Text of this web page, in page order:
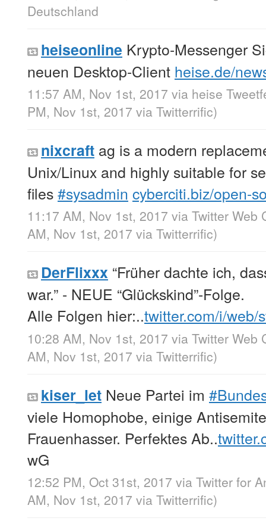
Deutschland
heiseonline Krypto-Messenger
neuen Desktop-Client heise.de/
11:57 AM, Nov 1st, 2017 via heise
PM, Nov 1st, 2017 via Twitterrific)
nixcraft ag is a modern
Unix/Linux and highly suitable for
files#sysadmin cyberciti.biz/open-
11:17 AM, Nov 1st, 2017 via Twitter Web
AM, Nov 1st, 2017 via Twitterrific)
DerFlixxx “Früher dachte ich,
war.” - NEUE “Glückskind”-Folge.
Alle Folgen hier:..twitter.com/i/
10:28 AM, Nov 1st, 2017 via Twitter Web
AM, Nov 1st, 2017 via Twitterrific)
kiser_let Neue Partei im
viele Homophobe, einige
Frauenhasser. Perfektes Ab..
wG
12:52 PM, Oct 31st, 2017 via Twitter for
AM, Nov 1st, 2017 via Twitterrific)